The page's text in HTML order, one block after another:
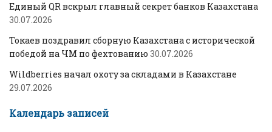
Единый QR вскрыл главный секрет банков Казахстана
30.07.2026
Токаев поздравил сборную Казахстана с исторической
победой на ЧМ по фехтованию 30.07.2026
Wildberries начал охоту за складами в Казахстане
29.07.2026
Календарь записей